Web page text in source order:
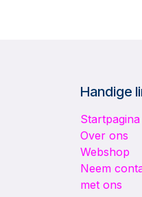
Handige
Startpagina
Over ons
Webshop
Neem
met ons